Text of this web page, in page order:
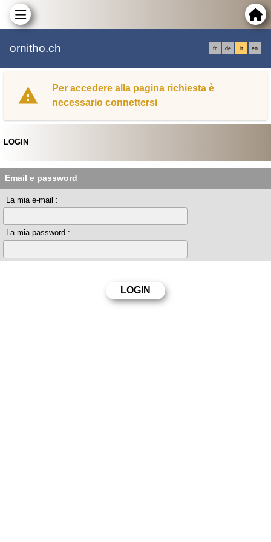
ornitho.ch fr de it en
Per accedere alla pagina richiesta è
necessario connettersi
LOGIN
Email e password
La mia e-mail :
La mia password :